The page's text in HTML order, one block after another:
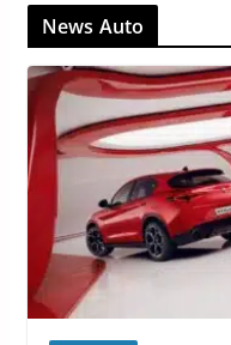
News Auto